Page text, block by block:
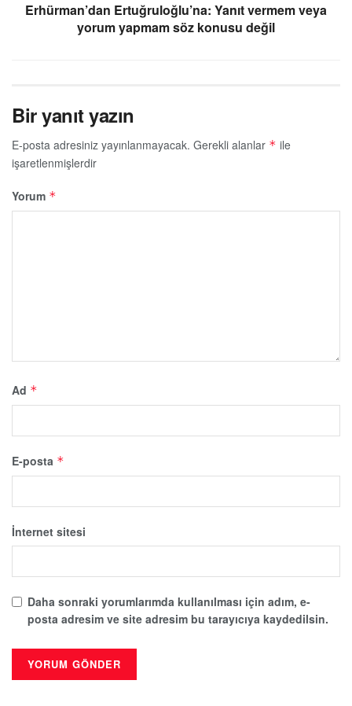
Erhürman’dan Ertuğruloğlu’na: Yanıt vermem veya
yorum yapmam söz konusu değil
Bir yanıt yazın
E-posta adresiniz yayınlanmayacak. Gerekli alanlar * ile
işaretlenmişlerdir
Yorum *
Ad *
E-posta *
İnternet sitesi
Daha sonraki yorumlarımda kullanılması için adım, e-
posta adresim ve site adresim bu tarayıcıya kaydedilsin.